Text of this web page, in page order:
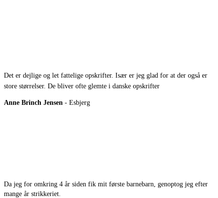
Det er dejlige og let fattelige opskrifter. Især er jeg glad for at der også er
store størrelser. De bliver ofte glemte i danske opskrifter
Anne Brinch Jensen - Esbjerg
Da jeg for omkring 4 år siden fik mit første barnebarn, genoptog jeg efter
mange år strikkeriet.